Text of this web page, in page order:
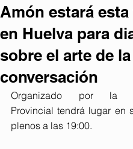
Amón estará
en Huelva para
sobre el arte de la
conversación
Organizado por la
Provincial tendrá lugar en
plenos a las 19:00.